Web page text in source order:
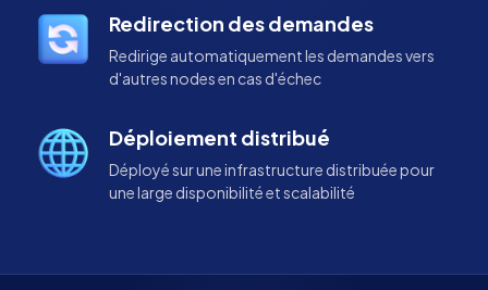
Redirection des demandes
Redirige automatiquement les demandes vers
d'autres nodes en cas d'échec
Déploiement distribué
Déployé sur une infrastructure distribuée pour
une large disponibilité et scalabilité